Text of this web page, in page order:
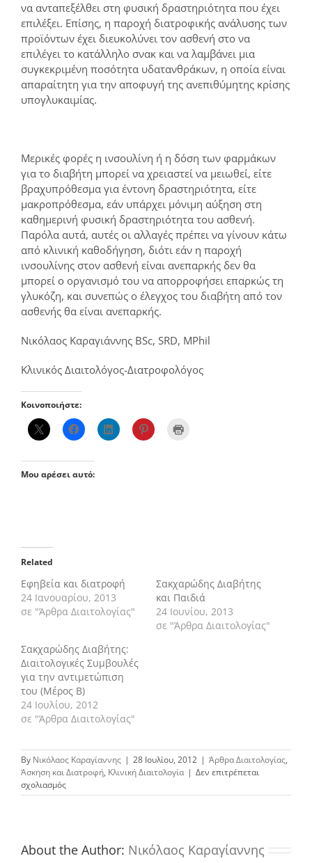
να ανταπεξέλθει στη φυσική δραστηριότητα που έχει
επιλέξει. Επίσης, η παροχή διατροφικής ανάλυσης των
προϊόντων έχει διευκολύνει τον ασθενή στο να
επιλέγει το κατάλληλο σνακ και να λαμβάνει μια
συγκεκριμένη ποσότητα υδατανθράκων, η οποία είναι
απαραίτητη για την αποφυγή της ανεπιθύμητης κρίσης
υπογλυκαιμίας.
Μερικές φορές η ινσουλίνη ή η δόση των φαρμάκων
για το διαβήτη μπορεί να χρειαστεί να μειωθεί, είτε
βραχυπρόθεσμα για έντονη δραστηριότητα, είτε
μακροπρόθεσμα, εάν υπάρχει μόνιμη αύξηση στη
καθημερινή φυσική δραστηριότητα του ασθενή.
Παρόλα αυτά, αυτές οι αλλαγές πρέπει να γίνουν κάτω
από κλινική καθοδήγηση, διότι εάν η παροχή
ινσουλίνης στον ασθενή είναι ανεπαρκής δεν θα
μπορεί ο οργανισμό του να απορροφήσει επαρκώς τη
γλυκόζη, και συνεπώς ο έλεγχος του διαβήτη από τον
ασθενής θα είναι ανεπαρκής.
Νικόλαος Καραγιάννης BSc, SRD, MPhil
Κλινικός Διαιτολόγος-Διατροφολόγος
Κοινοποιήστε:
Μου αρέσει αυτό:
Related
Εφηβεία και διατροφή
24 Ιανουαρίου, 2013
σε "Άρθρα Διαιτολογίας"
Σακχαρώδης Διαβήτης
και Παιδιά
24 Ιουνίου, 2013
σε "Άρθρα Διαιτολογίας"
Σακχαρώδης Διαβήτης:
Διαιτολογικές Συμβουλές
για την αντιμετώπιση
του (Μέρος Β)
24 Ιουλίου, 2012
σε "Άρθρα Διαιτολογίας"
By Νικόλαος Καραγίαννης | 28 Ιουλίου, 2012 | Άρθρα Διαιτολογίας,
Άσκηση και Διατροφή, Κλινική Διαιτολογία | Δεν επιτρέπεται
σχολιασμόςστο
Σακχαρώδης
της
About the Author: Νικόλαος Καραγίαννης